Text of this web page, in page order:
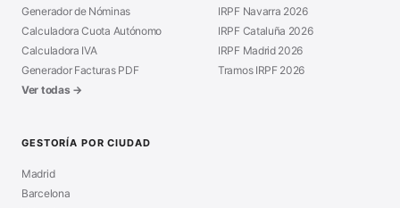
Generador de Nóminas
Calculadora Cuota Autónomo
Calculadora IVA
Generador Facturas PDF
Ver todas →
IRPF Navarra 2026
IRPF Cataluña 2026
IRPF Madrid 2026
Tramos IRPF 2026
GESTORÍA POR CIUDAD
Madrid
Barcelona